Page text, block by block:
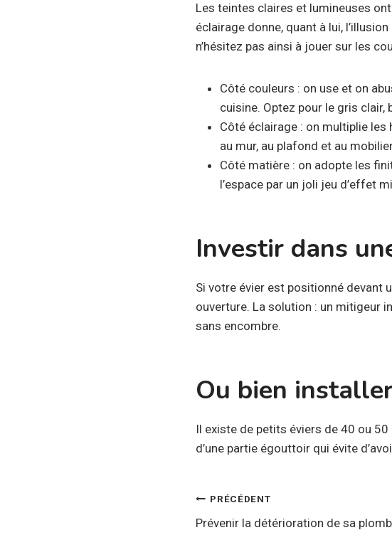
Les teintes claires et lumineuses
éclairage donne, quant à lui,
n’hésitez pas ainsi à jouer sur les
Côté couleurs : on use et on
cuisine. Optez pour le gris clair,
Côté éclairage : on multiplie
au mur, au plafond et au
Côté matière : on adopte les
l’espace par un joli jeu d’effet
Investir dans
Si votre évier est positionné devant
ouverture. La solution : un mitigeur
sans encombre.
Ou bien
Il existe de petits éviers de 40 ou
d’une partie égouttoir qui évite
Navigation
PRÉCÉDENT
Prévenir la détérioration de sa